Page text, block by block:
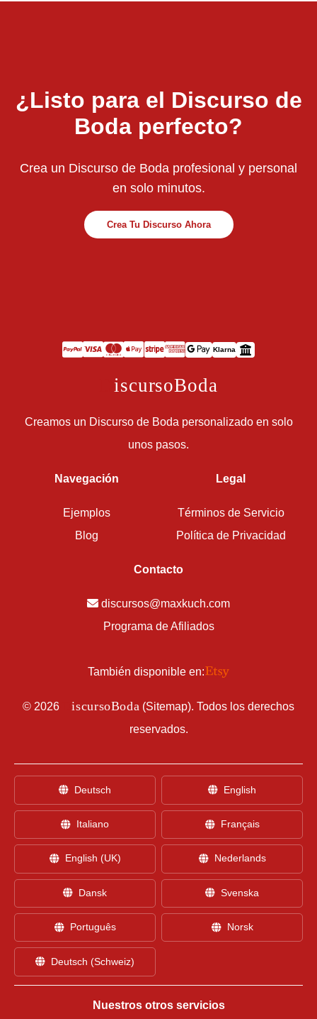
¿Listo para el Discurso de
Boda perfecto?
Crea un Discurso de Boda profesional y personal
en solo minutos.
Crea Tu Discurso Ahora
Klarna
iscursoBoda
Creamos un Discurso de Boda personalizado en solo
unos pasos.
Navegación
Ejemplos
Blog
Legal
Términos de Servicio
Política de Privacidad
Contacto
discursos@maxkuch.com
Programa de Afiliados
También disponible en:
© 2026 DiscursoBoda (Sitemap). Todos los derechos
reservados.
Deutsch English
Italiano Français
English (UK) Nederlands
Dansk Svenska
Português Norsk
Deutsch (Schweiz)
Nuestros otros servicios